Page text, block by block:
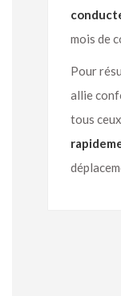
mois de
Pour
allie
tous